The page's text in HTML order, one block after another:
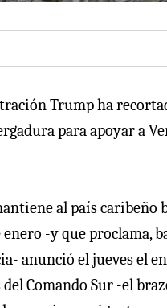
Trump ha
para apoyar a
al país
-y que proclama,
anunció el jueves el
Comando Sur -el